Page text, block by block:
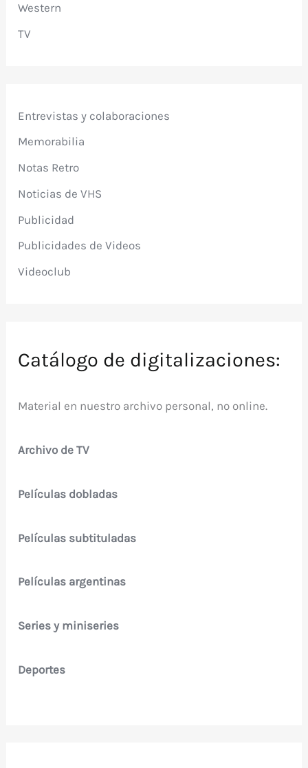
Western
TV
Entrevistas y colaboraciones
Memorabilia
Notas Retro
Noticias de VHS
Publicidad
Publicidades de Videos
Videoclub
Catálogo de digitalizaciones:
Material en nuestro archivo personal, no online.
Archivo de TV
Películas dobladas
Películas subtituladas
Películas argentinas
Series y miniseries
Deportes